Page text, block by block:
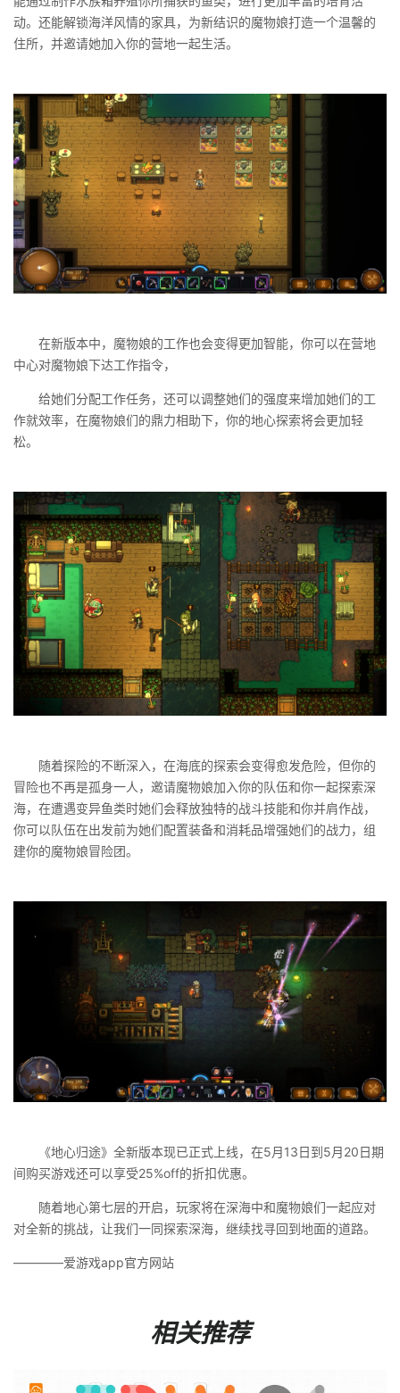
动。还能解锁海洋风情的家具，为新结识的魔物娘打造一个温馨的
住所，并邀请她加入你的营地一起生活。
在新版本中，魔物娘的工作也会变得更加智能，你可以在营地
中心对魔物娘下达工作指令，
给她们分配工作任务，还可以调整她们的强度来增加她们的工
作就效率，在魔物娘们的鼎力相助下，你的地心探索将会更加轻
松。
随着探险的不断深入，在海底的探索会变得愈发危险，但你的
冒险也不再是孤身一人，邀请魔物娘加入你的队伍和你一起探索深
海，在遭遇变异鱼类时她们会释放独特的战斗技能和你并肩作战，
你可以队伍在出发前为她们配置装备和消耗品增强她们的战力，组
建你的魔物娘冒险团。
《地心归途》全新版本现已正式上线，在5月13日到5月20日期
间购买游戏还可以享受25%off的折扣优惠。
随着地心第七层的开启，玩家将在深海中和魔物娘们一起应对
对全新的挑战，让我们一同探索深海，继续找寻回到地面的道路。
————爱游戏app官方网站
相关推荐